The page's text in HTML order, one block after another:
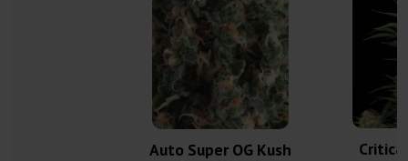
Auto Super OG Kush